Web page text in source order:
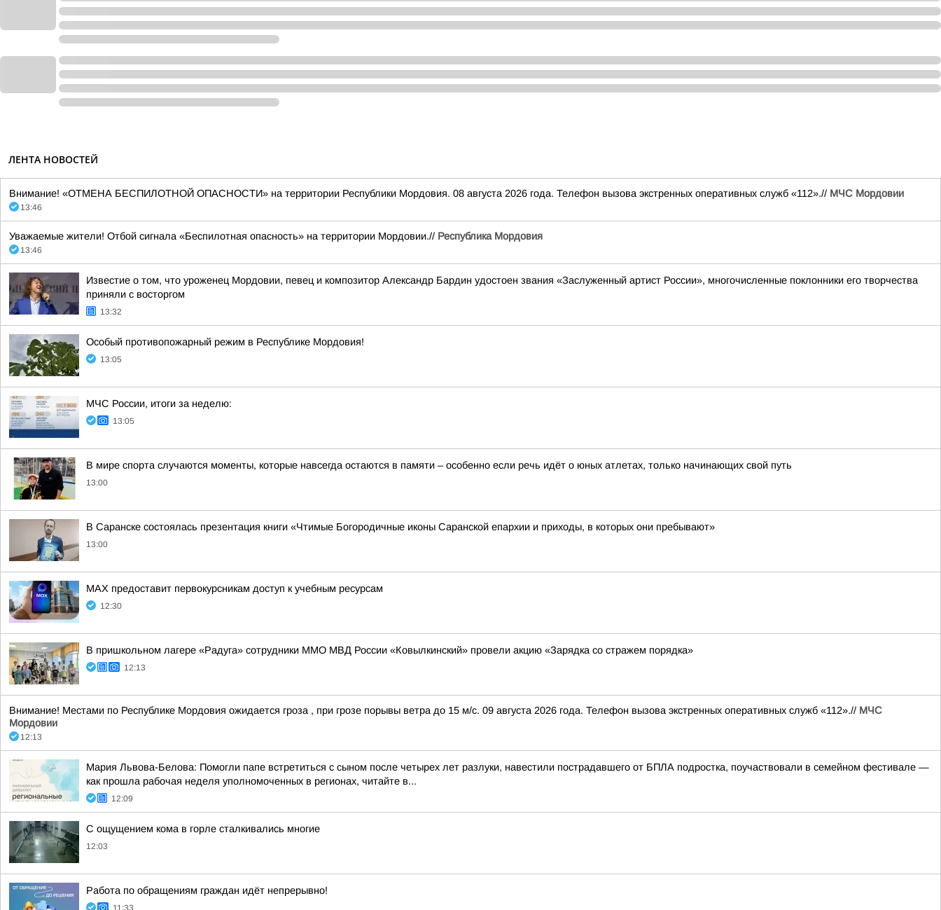
ЛЕНТА НОВОСТЕЙ
Внимание! «ОТМЕНА БЕСПИЛОТНОЙ ОПАСНОСТИ» на территории Республики Мордовия. 08 августа 2026 года. Телефон вызова экстренных оперативных служб «112».// МЧС Мордовии
13:46
Уважаемые жители! Отбой сигнала «Беспилотная опасность» на территории Мордовии.// Республика Мордовия
13:46
Известие о том, что уроженец Мордовии, певец и композитор Александр Бардин удостоен звания «Заслуженный артист России», многочисленные поклонники его творчества
приняли с восторгом
13:32
Особый противопожарный режим в Республике Мордовия!
13:05
МЧС России, итоги за неделю:
13:05
В мире спорта случаются моменты, которые навсегда остаются в памяти – особенно если речь идёт о юных атлетах, только начинающих свой путь
13:00
В Саранске состоялась презентация книги «Чтимые Богородичные иконы Саранской епархии и приходы, в которых они пребывают»
13:00
MAX предоставит первокурсникам доступ к учебным ресурсам
12:30
В пришкольном лагере «Радуга» сотрудники ММО МВД России «Ковылкинский» провели акцию «Зарядка со стражем порядка»
12:13
Внимание! Местами по Республике Мордовия ожидается гроза , при грозе порывы ветра до 15 м/с. 09 августа 2026 года. Телефон вызова экстренных оперативных служб «112».// МЧС
Мордовии
12:13
Мария Львова-Белова: Помогли папе встретиться с сыном после четырех лет разлуки, навестили пострадавшего от БПЛА подростка, поучаствовали в семейном фестивале —
как прошла рабочая неделя уполномоченных в регионах, читайте в...
12:09
С ощущением кома в горле сталкивались многие
12:03
Работа по обращениям граждан идёт непрерывно!
11:33